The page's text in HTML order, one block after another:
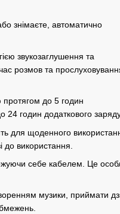
знімаєте, автоматично
звукозаглушення та
розмов та
до 5 годин
годин додаткового
для щоденного
використання.
себе кабелем. Це
музики, приймати